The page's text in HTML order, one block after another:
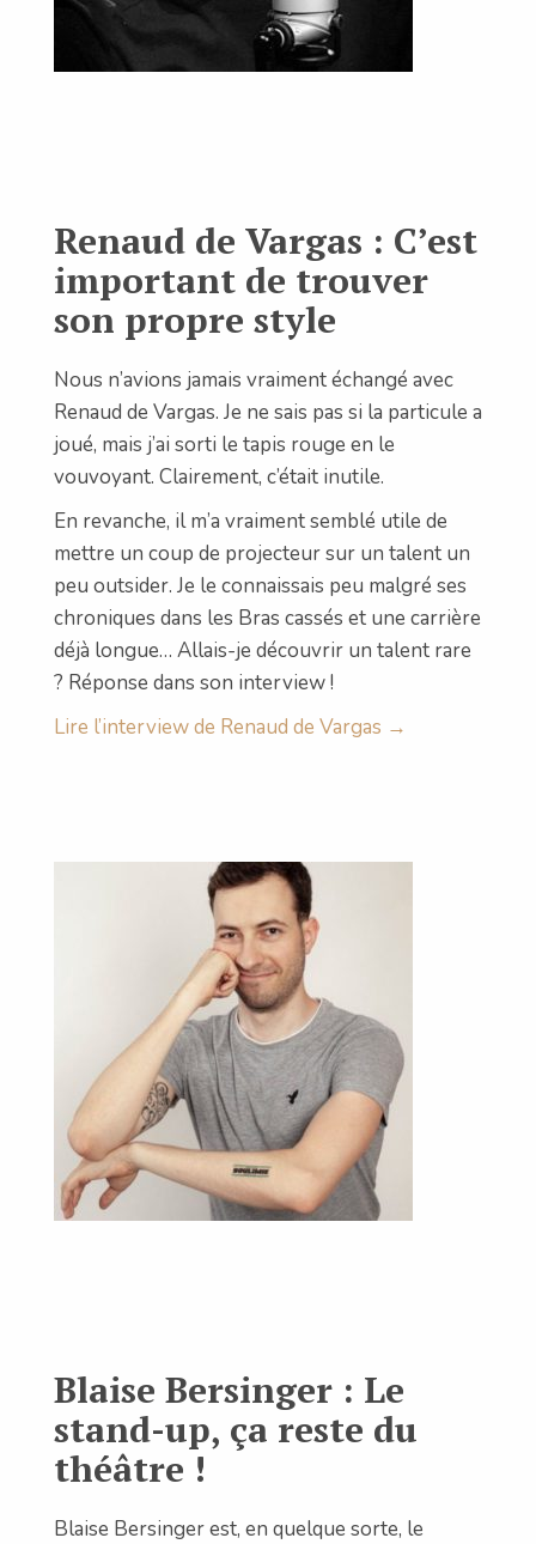
Renaud de Vargas : C’est
important de trouver
son propre style
Nous n’avions jamais vraiment échangé avec
Renaud de Vargas. Je ne sais pas si la particule a
joué, mais j’ai sorti le tapis rouge en le
vouvoyant. Clairement, c’était inutile.
En revanche, il m’a vraiment semblé utile de
mettre un coup de projecteur sur un talent un
peu outsider. Je le connaissais peu malgré ses
chroniques dans les Bras cassés et une carrière
déjà longue… Allais-je découvrir un talent rare
? Réponse dans son interview !
Lire l’interview de Renaud de Vargas →
Blaise Bersinger : Le
stand-up, ça reste du
théâtre !
Blaise Bersinger est, en quelque sorte, le